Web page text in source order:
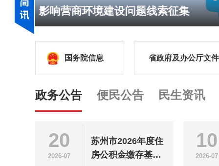
国务院信息 省政府及办公厅文件
政务公告 便民公告 民生资讯
20
2026-07
苏州市2026年度住
房公积金缴存基数
10
2026-07